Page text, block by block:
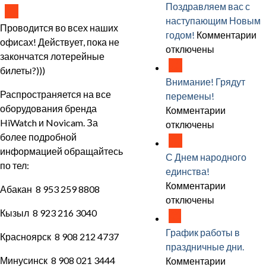
Проводится во всех наших
офисах! Действует, пока не
закончатся лотерейные
билеты?)))
Распространяется на все
оборудования бренда
HiWatch и Novicam. За
более подробной
информацией обращайтесь
по тел:
Абакан 8 953 259 8808
Кызыл 8 923 216 3040
Красноярск 8 908 212 4737
Минусинск 8 908 021 3444
в
Поздравляем вас с
наступающим Новым
годом! Комментарии
отключены
Внимание! Грядут
перемены!
Комментарии
отключены
С Днем народного
единства!
Комментарии
отключены
График работы в
праздничные дни.
Комментарии